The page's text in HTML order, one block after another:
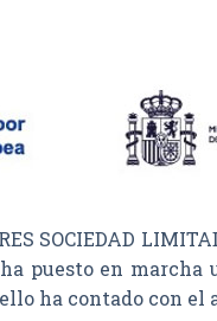
SOCIEDAD
puesto en
ha contado con